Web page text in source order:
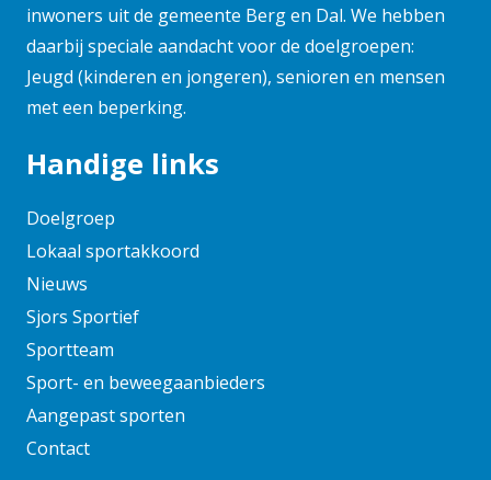
februari 2025
januari 2025
november 2024
oktober 2024
augustus 2024
juni 2024
mei 2024
april 2024
maart 2024
februari 2024
januari 2024
december 2023
november 2023
inwoners uit de gemeente Berg en Dal. We hebben
daarbij speciale aandacht voor de doelgroepen:
Jeugd (kinderen en jongeren), senioren en mensen
met een beperking.
Handige links
Doelgroep
Lokaal sportakkoord
Nieuws
Sjors Sportief
Sportteam
Sport- en beweegaanbieders
Aangepast sporten
Contact